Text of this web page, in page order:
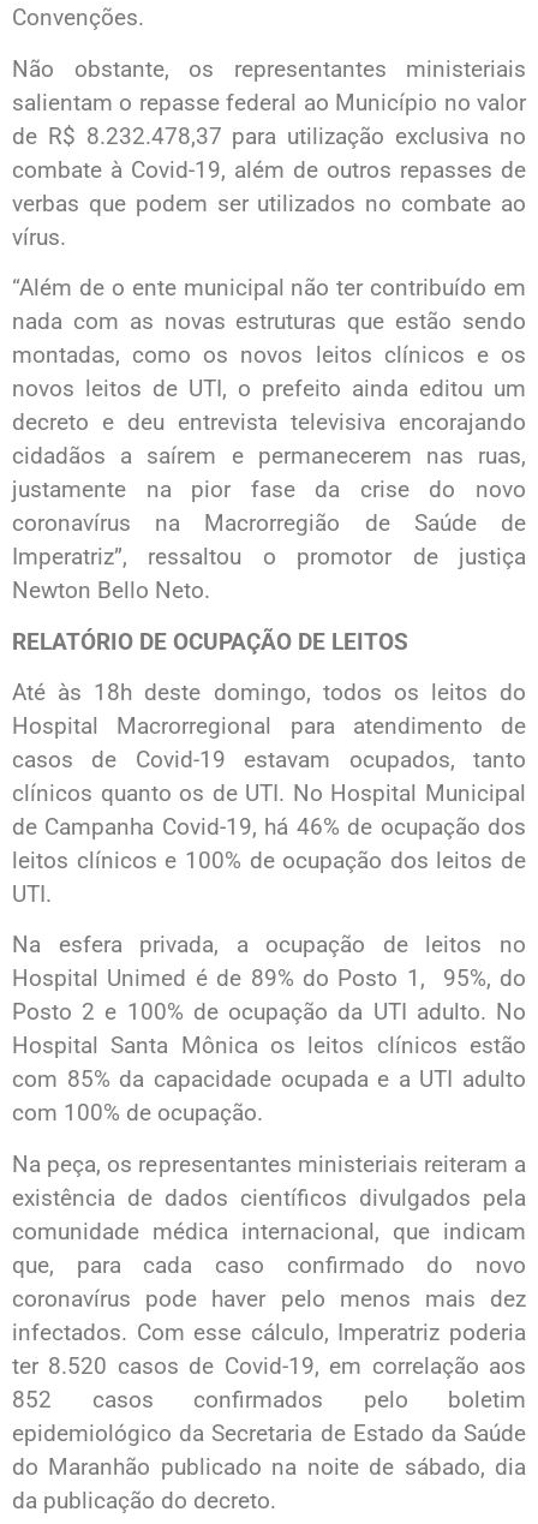
Convenções.
Não obstante, os representantes ministeriais
salientam o repasse federal ao Município no valor
de R$ 8.232.478,37 para utilização exclusiva no
combate à Covid-19, além de outros repasses de
verbas que podem ser utilizados no combate ao
vírus.
“Além de o ente municipal não ter contribuído em
nada com as novas estruturas que estão sendo
montadas, como os novos leitos clínicos e os
novos leitos de UTI, o prefeito ainda editou um
decreto e deu entrevista televisiva encorajando
cidadãos a saírem e permanecerem nas ruas,
justamente na pior fase da crise do novo
coronavírus na Macrorregião de Saúde de
Imperatriz”, ressaltou o promotor de justiça
Newton Bello Neto.
RELATÓRIO DE OCUPAÇÃO DE LEITOS
Até às 18h deste domingo, todos os leitos do
Hospital Macrorregional para atendimento de
casos de Covid-19 estavam ocupados, tanto
clínicos quanto os de UTI. No Hospital Municipal
de Campanha Covid-19, há 46% de ocupação dos
leitos clínicos e 100% de ocupação dos leitos de
UTI.
Na esfera privada, a ocupação de leitos no
Hospital Unimed é de 89% do Posto 1, 95%, do
Posto 2 e 100% de ocupação da UTI adulto. No
Hospital Santa Mônica os leitos clínicos estão
com 85% da capacidade ocupada e a UTI adulto
com 100% de ocupação.
Na peça, os representantes ministeriais reiteram a
existência de dados científicos divulgados pela
comunidade médica internacional, que indicam
que, para cada caso confirmado do novo
coronavírus pode haver pelo menos mais dez
infectados. Com esse cálculo, Imperatriz poderia
ter 8.520 casos de Covid-19, em correlação aos
852 casos confirmados pelo boletim
epidemiológico da Secretaria de Estado da Saúde
do Maranhão publicado na noite de sábado, dia
da publicação do decreto.